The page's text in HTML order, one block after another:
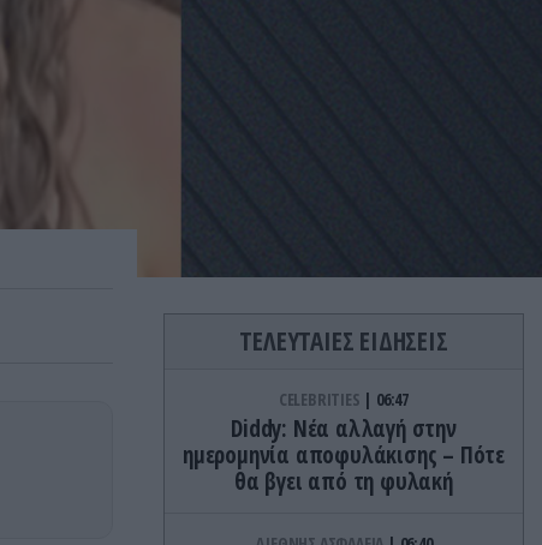
ΤΕΛΕΥΤΑΙΕΣ ΕΙΔΗΣΕΙΣ
CELEBRITIES 06:47
Diddy: Νέα αλλαγή στην
ημερομηνία αποφυλάκισης – Πότε
θα βγει από τη φυλακή